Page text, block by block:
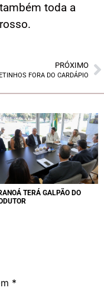
toda a
PRÓXIMO
FORA DO CARDÁPIO
TERÁ GALPÃO DO
*